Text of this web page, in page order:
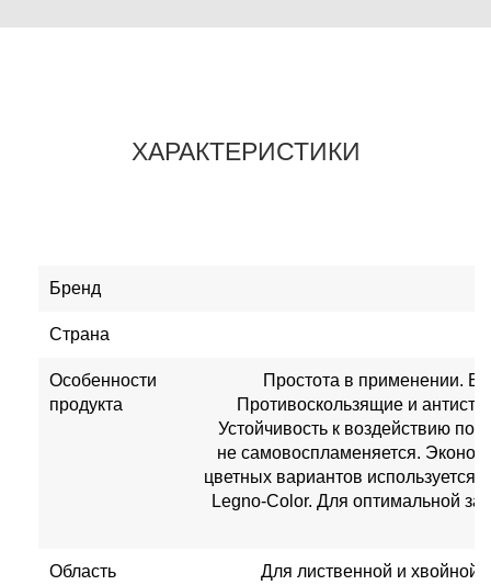
ХАРАКТЕРИСТИКИ
Бренд
Страна
Особенности
продукта
Простота в применении.
Противоскользящие и
Устойчивость к воздействию
не самовоспламеняется.
цветных вариантов используется
Legno-Color. Для оптимальной
Область
Для лиственной и хвойной